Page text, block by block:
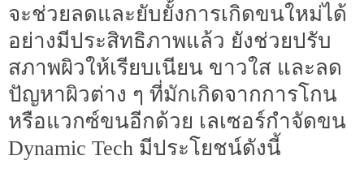
จะช่วยลดและยับยั้งการเกิดขนใหม่ได้
อย่างมีประสิทธิภาพแล้ว ยังช่วยปรับ
สภาพผิวให้เรียบเนียน ขาวใส และลด
ปัญหาผิวต่าง ๆ ที่มักเกิดจากการโกน
หรือแวกซ์ขนอีกด้วย เลเซอร์กำจัดขน
Dynamic Tech มีประโยชน์ดังนี้